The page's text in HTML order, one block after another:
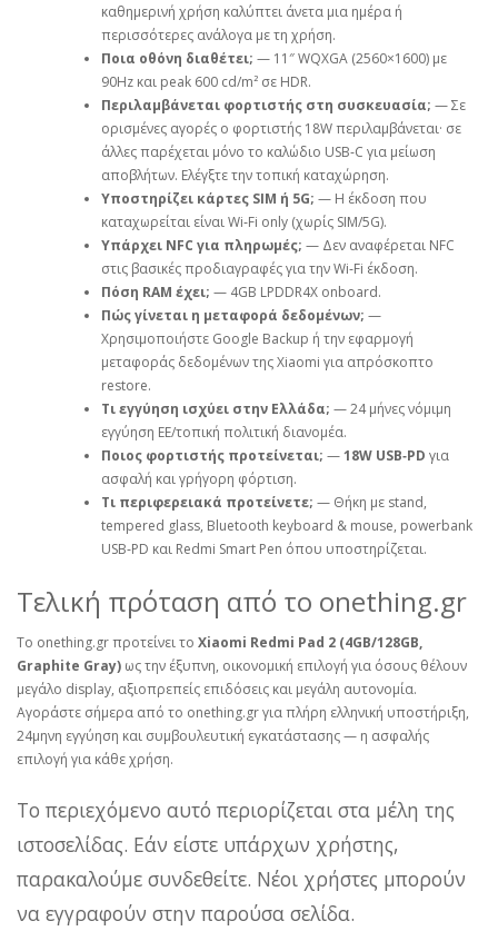
καθημερινή χρήση καλύπτει άνετα μια ημέρα ή
περισσότερες ανάλογα με τη χρήση.
Ποια οθόνη διαθέτει; — 11″ WQXGA (2560×1600) με
90Hz και peak 600 cd/m² σε HDR.
Περιλαμβάνεται φορτιστής στη συσκευασία; — Σε
ορισμένες αγορές ο φορτιστής 18W περιλαμβάνεται· σε
άλλες παρέχεται μόνο το καλώδιο USB‑C για μείωση
αποβλήτων. Ελέγξτε την τοπική καταχώρηση.
Υποστηρίζει κάρτες SIM ή 5G; — Η έκδοση που
καταχωρείται είναι Wi‑Fi only (χωρίς SIM/5G).
Υπάρχει NFC για πληρωμές; — Δεν αναφέρεται NFC
στις βασικές προδιαγραφές για την Wi‑Fi έκδοση.
Πόση RAM έχει; — 4GB LPDDR4X onboard.
Πώς γίνεται η μεταφορά δεδομένων; —
Χρησιμοποιήστε Google Backup ή την εφαρμογή
μεταφοράς δεδομένων της Xiaomi για απρόσκοπτο
restore.
Τι εγγύηση ισχύει στην Ελλάδα; — 24 μήνες νόμιμη
εγγύηση ΕΕ/τοπική πολιτική διανομέα.
Ποιος φορτιστής προτείνεται; —18W USB‑PD για
ασφαλή και γρήγορη φόρτιση.
Τι περιφερειακά προτείνετε; — Θήκη με stand,
tempered glass, Bluetooth keyboard & mouse, powerbank
USB‑PD και Redmi Smart Pen όπου υποστηρίζεται.
Τελική πρόταση από το onething.gr
Το onething.gr προτείνει το Xiaomi Redmi Pad 2 (4GB/128GB,
Graphite Gray) ως την έξυπνη, οικονομική επιλογή για όσους θέλουν
μεγάλο display, αξιοπρεπείς επιδόσεις και μεγάλη αυτονομία.
Αγοράστε σήμερα από το onething.gr για πλήρη ελληνική υποστήριξη,
24μηνη εγγύηση και συμβουλευτική εγκατάστασης — η ασφαλής
επιλογή για κάθε χρήση.
Το περιεχόμενο αυτό περιορίζεται στα μέλη της
ιστοσελίδας. Εάν είστε υπάρχων χρήστης,
παρακαλούμε συνδεθείτε. Νέοι χρήστες μπορούν
να εγγραφούν στην παρούσα σελίδα.